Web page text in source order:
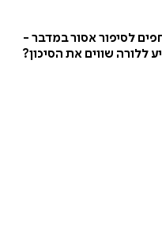
לסיפור אסור במדבר -
ללורה שווים את הסיכון?